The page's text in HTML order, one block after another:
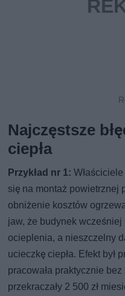
Najczęstsze
ciepła
Przykład nr 1:
się na montaż powietrznej
obniżenie kosztów
jaw, że budynek wcześniej
ocieplenia, a nieszczelny
ucieczkę ciepła. Efekt był
pracowała praktycznie
przekraczały 2 500 zł